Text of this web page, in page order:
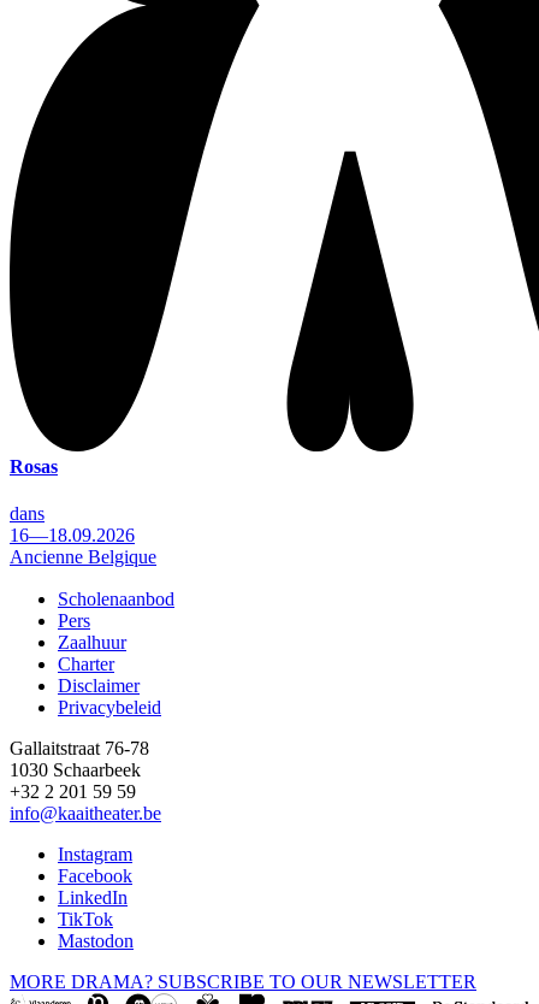
Rosas
dans
16—18.09.2026
Ancienne Belgique
Footer
Scholenaanbod
Pers
Zaalhuur
Charter
Disclaimer
Privacybeleid
Gallaitstraat 76-78
1030 Schaarbeek
+32 2 201 59 59
info@kaaitheater.be
Instagram
Facebook
LinkedIn
TikTok
Mastodon
MORE DRAMA? SUBSCRIBE TO OUR NEWSLETTER